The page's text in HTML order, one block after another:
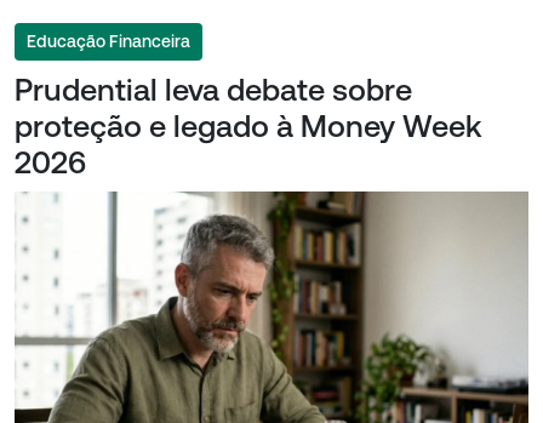
Educação Financeira
Prudential leva debate sobre
proteção e legado à Money Week
2026